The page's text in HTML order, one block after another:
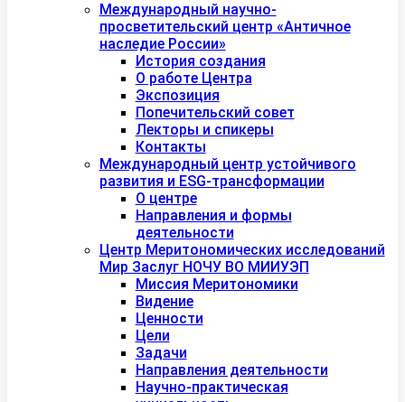
Международный научно-
просветительский центр «Античное
наследие России»
История создания
О работе Центра
Экспозиция
Попечительский совет
Лекторы и спикеры
Контакты
Международный центр устойчивого
развития и ESG-трансформации
О центре
Направления и формы
деятельности
Центр Меритономических исследований
Мир Заслуг НОЧУ ВО МИИУЭП
Миссия Меритономики
Видение
Ценности
Цели
Задачи
Направления деятельности
Научно-практическая